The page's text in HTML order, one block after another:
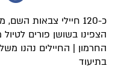
כ-120 חיילי צבאות
הצפינו בשושן פורים
החרמון | החיילים נהנו
בתיעוד